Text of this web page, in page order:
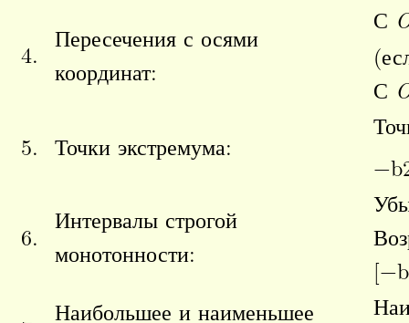
4.
Пересечения с осями
координат:
С
С
5. Точки экстремума:
−b
6.
Интервалы строгой
монотонности:
[−b
Наибольшее и наименьшее